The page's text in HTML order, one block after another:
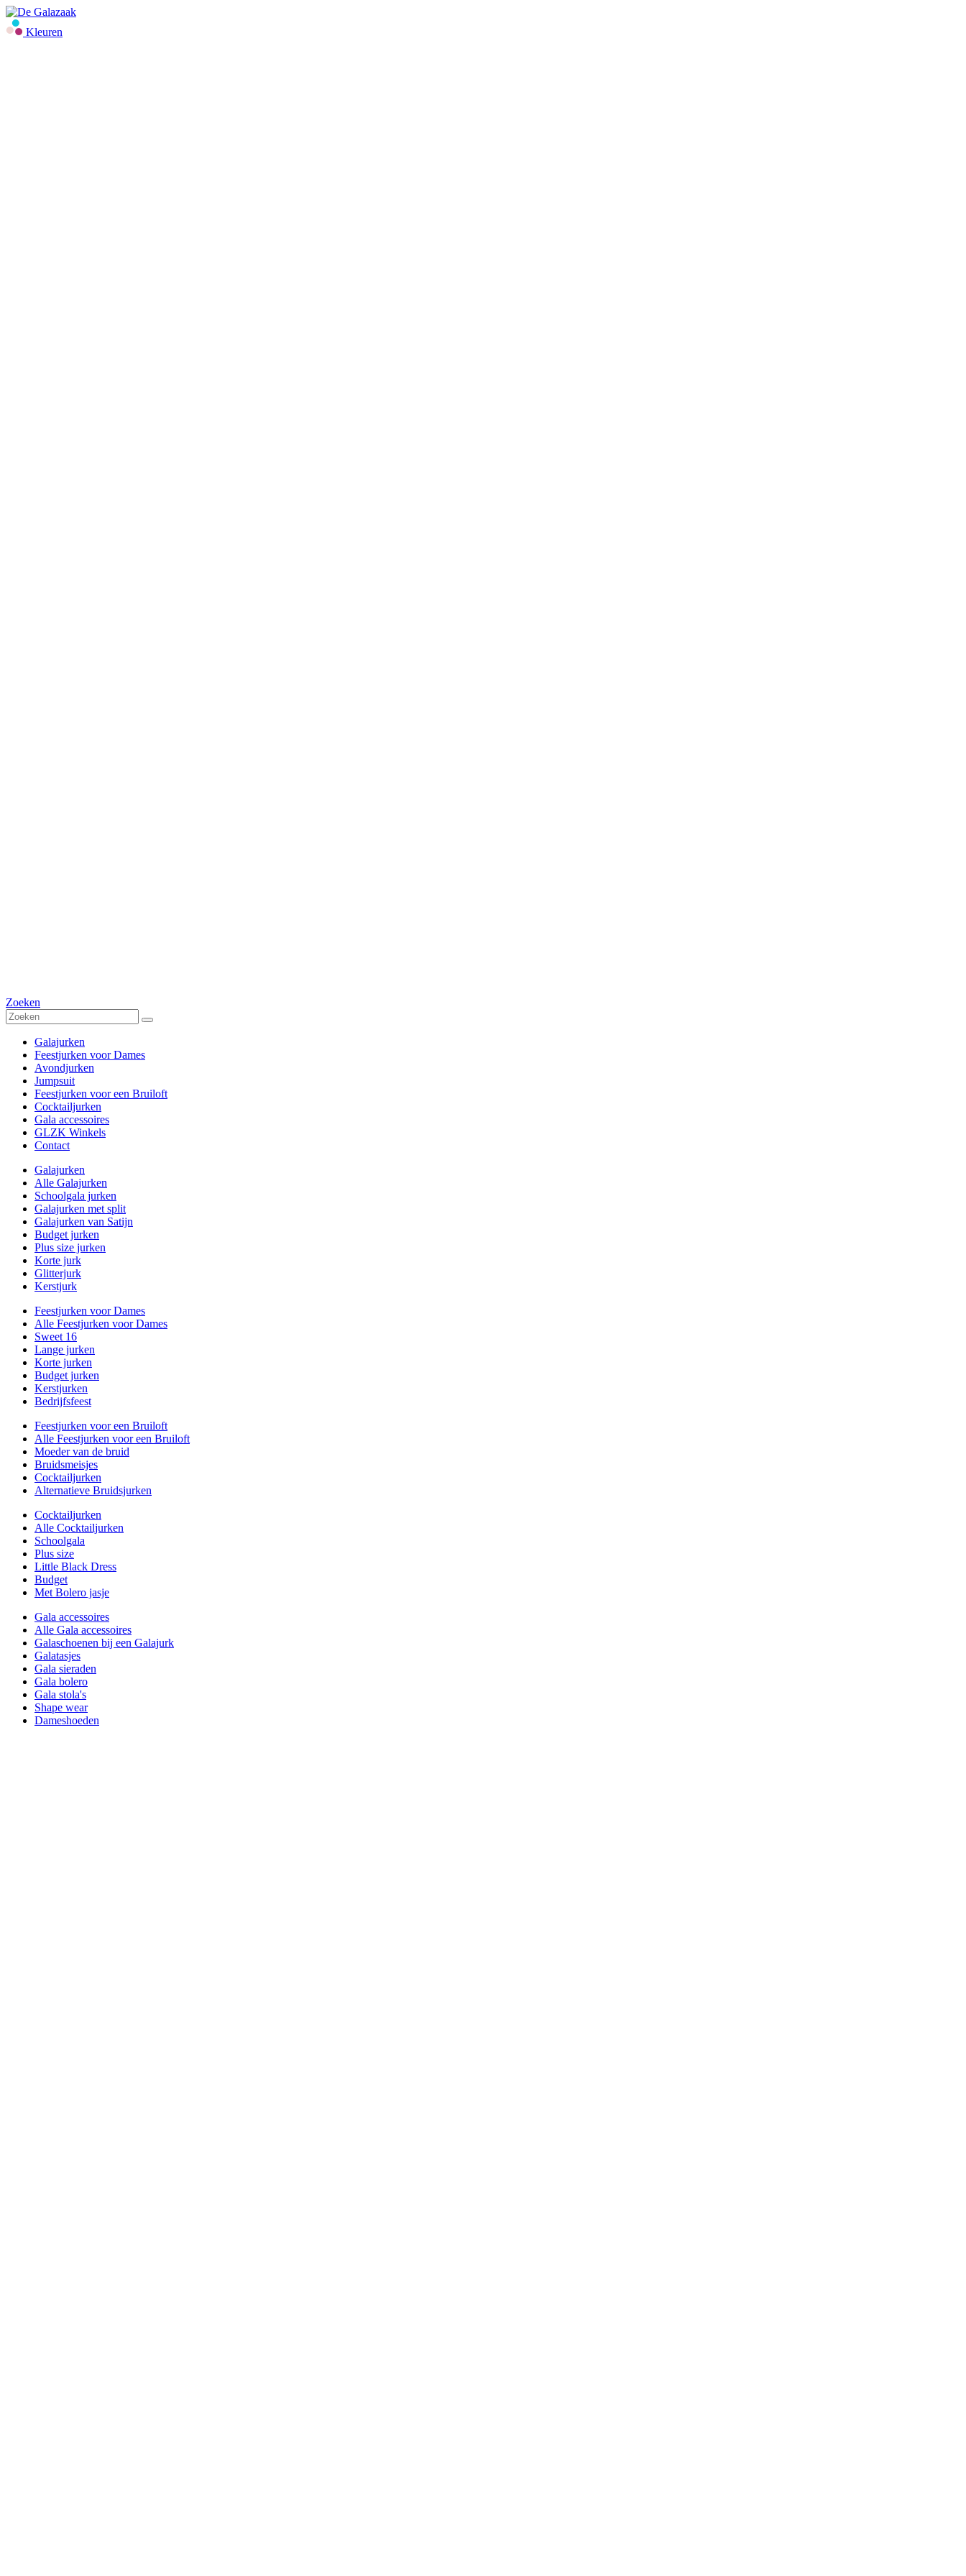
Kleuren
Zoeken
Galajurken
Feestjurken voor Dames
Avondjurken
Jumpsuit
Feestjurken voor een Bruiloft
Cocktailjurken
Gala accessoires
GLZK Winkels
Contact
Galajurken
Alle Galajurken
Schoolgala jurken
Galajurken met split
Galajurken van Satijn
Budget jurken
Plus size jurken
Korte jurk
Glitterjurk
Kerstjurk
Feestjurken voor Dames
Alle Feestjurken voor Dames
Sweet 16
Lange jurken
Korte jurken
Budget jurken
Kerstjurken
Bedrijfsfeest
Feestjurken voor een Bruiloft
Alle Feestjurken voor een Bruiloft
Moeder van de bruid
Bruidsmeisjes
Cocktailjurken
Alternatieve Bruidsjurken
Cocktailjurken
Alle Cocktailjurken
Schoolgala
Plus size
Little Black Dress
Budget
Met Bolero jasje
Gala accessoires
Alle Gala accessoires
Galaschoenen bij een Galajurk
Galatasjes
Gala sieraden
Gala bolero
Gala stola's
Shape wear
Dameshoeden